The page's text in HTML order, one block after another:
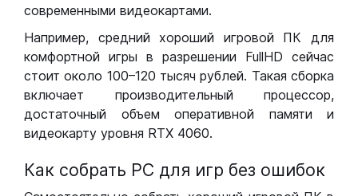
современными видеокартами.
Например, средний хороший игровой ПК для
комфортной игры в разрешении FullHD сейчас
стоит около 100–120 тысяч рублей. Такая сборка
включает производительный процессор,
достаточный объем оперативной памяти и
видеокарту уровня RTX 4060.
Как собрать РС для игр без ошибок